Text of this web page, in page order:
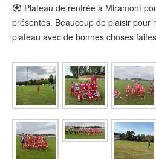
Plateau de rentrée à Miramont
présentes. Beaucoup de plaisir pour
plateau avec de bonnes choses